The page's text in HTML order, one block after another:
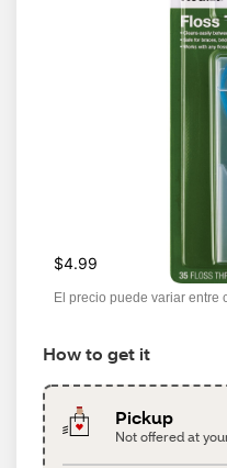
$4.99
El precio puede variar entre
How to get it
Pickup
Not offered at